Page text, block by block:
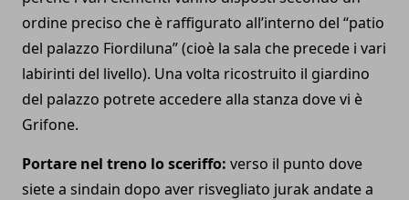
ordine preciso che è raffigurato all’interno del “patio
del palazzo Fiordiluna” (cioè la sala che precede i vari
labirinti del livello). Una volta ricostruito il giardino
del palazzo potrete accedere alla stanza dove vi è
Grifone.
Portare nel treno lo sceriffo: verso il punto dove
siete a sindain dopo aver risvegliato jurak andate a